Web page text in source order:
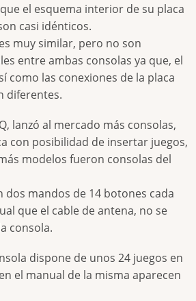
el esquema interior de su placa
casi idénticos.
muy similar, pero no son
entre ambas consolas ya que, el
como las conexiones de la placa
diferentes.
lanzó al mercado más consolas,
con posibilidad de insertar juegos,
modelos fueron consolas del
dos mandos de 14 botones cada
que el cable de antena, no se
consola.
dispone de unos 24 juegos en
el manual de la misma aparecen